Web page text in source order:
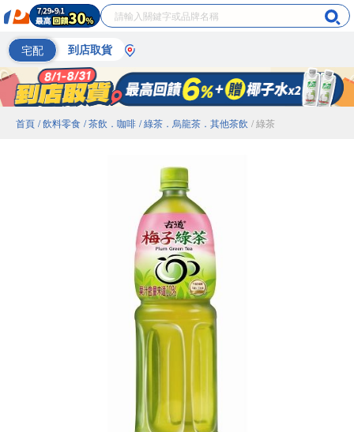
宅配 到店取貨
首頁 / 飲料零食 / 茶飲．咖啡 / 綠茶．烏龍茶．其他茶飲 / 綠茶